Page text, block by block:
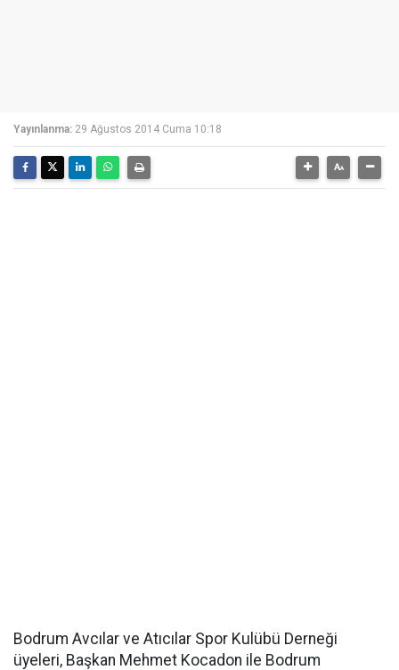
Yayınlanma: 29 Ağustos 2014 Cuma 10:18
Bodrum Avcılar ve Atıcılar Spor Kulübü Derneği
üyeleri, Başkan Mehmet Kocadon ile Bodrum